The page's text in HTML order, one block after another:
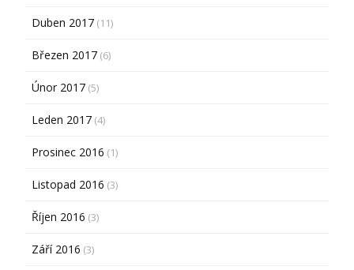
Duben 2017 (11)
Březen 2017 (6)
Únor 2017 (5)
Leden 2017 (4)
Prosinec 2016 (1)
Listopad 2016 (3)
Říjen 2016 (3)
Září 2016 (3)